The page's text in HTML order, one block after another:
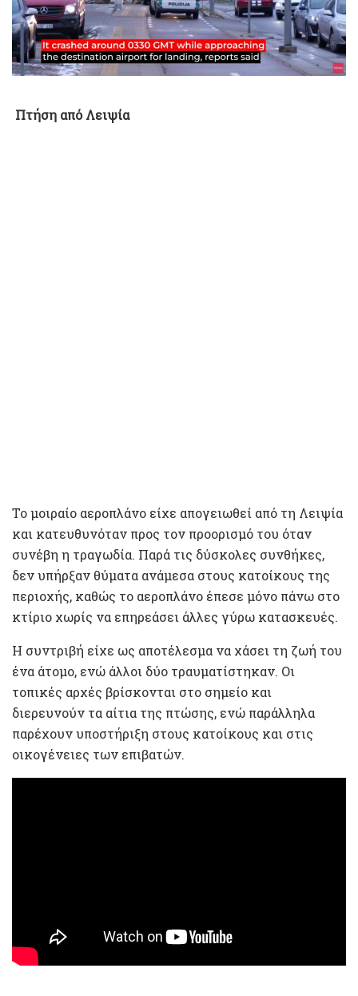
Πτήση από Λειψία
Το μοιραίο αεροπλάνο είχε απογειωθεί από τη Λειψία
και κατευθυνόταν προς τον προορισμό του όταν
συνέβη η τραγωδία. Παρά τις δύσκολες συνθήκες,
δεν υπήρξαν θύματα ανάμεσα στους κατοίκους της
περιοχής, καθώς το αεροπλάνο έπεσε μόνο πάνω στο
κτίριο χωρίς να επηρεάσει άλλες γύρω κατασκευές.
Η συντριβή είχε ως αποτέλεσμα να χάσει τη ζωή του
ένα άτομο, ενώ άλλοι δύο τραυματίστηκαν. Οι
τοπικές αρχές βρίσκονται στο σημείο και
διερευνούν τα αίτια της πτώσης, ενώ παράλληλα
παρέχουν υποστήριξη στους κατοίκους και στις
οικογένειες των επιβατών.